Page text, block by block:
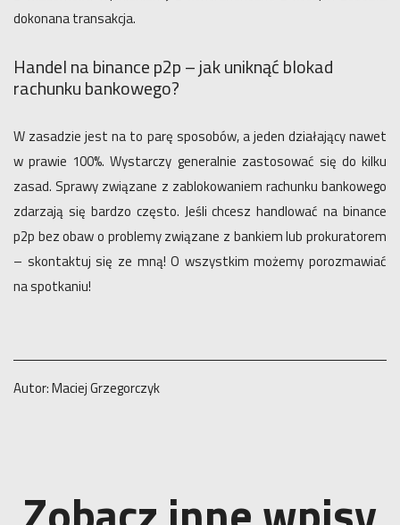
dokonana transakcja.
Handel na binance p2p – jak uniknąć blokad
rachunku bankowego?
W zasadzie jest na to parę sposobów, a jeden działający nawet
w prawie 100%. Wystarczy generalnie zastosować się do kilku
zasad. Sprawy związane z zablokowaniem rachunku bankowego
zdarzają się bardzo często. Jeśli chcesz handlować na binance
p2p bez obaw o problemy związane z bankiem lub prokuratorem
– skontaktuj się ze mną! O wszystkim możemy porozmawiać
na spotkaniu!
Autor: Maciej Grzegorczyk